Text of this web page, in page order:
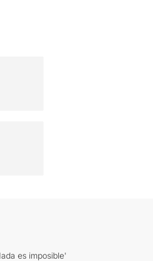
es imposible'